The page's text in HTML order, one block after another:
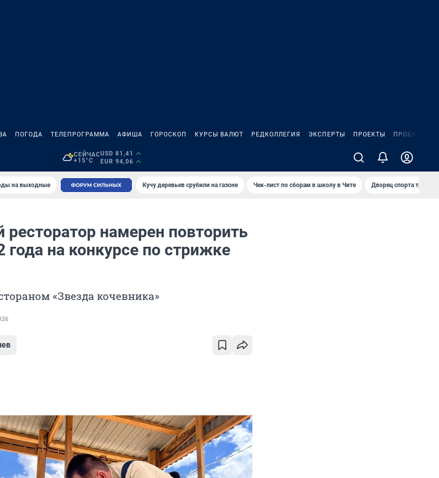
ПОГОДА ТЕЛЕПРОГРАММА АФИША ГОРОСКОП КУРСЫ ВАЛЮТ РЕДКОЛЛЕГИЯ ЭКСПЕРТЫ ПРОЕКТЫ ПРОБКИ
СЕЙЧАС
+15°C
USD 81,41
EUR 94,06
на выходные Кучу деревьев срубили на газоне Чек-лист по сборам в школу в Чите Дворец спорта
ресторатор намерен повторить
года на конкурсе по стрижке
«Звезда кочевника»